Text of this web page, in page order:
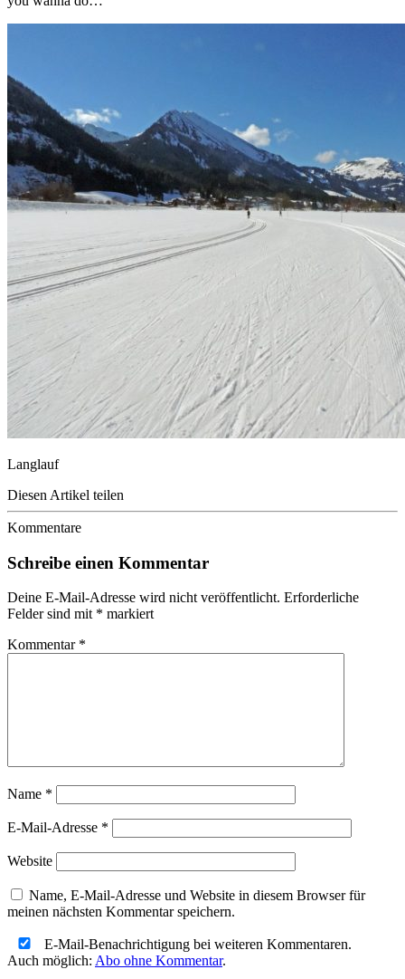
Langlauf
Diesen Artikel teilen
Kommentare
Schreibe einen Kommentar
Deine E-Mail-Adresse wird nicht veröffentlicht. Erforderliche
Felder sind mit * markiert
Kommentar *
Name *
E-Mail-Adresse *
Website
Name, E-Mail-Adresse und Website in diesem Browser für
meinen nächsten Kommentar speichern.
E-Mail-Benachrichtigung bei weiteren Kommentaren.
Auch möglich: Abo ohne Kommentar.